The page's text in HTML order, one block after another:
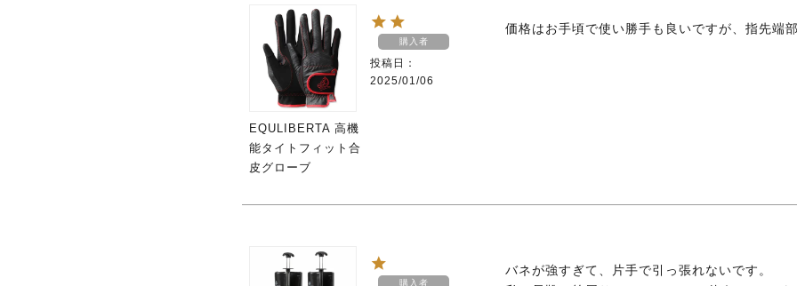
EQULIBERTA 高機
能タイトフィット合
皮グローブ
購入者
投稿日
2025/01/06
価格はお手頃で使い勝手も良いですが、指先端
購入者
バネが強すぎて、片手で引っ張れないです。